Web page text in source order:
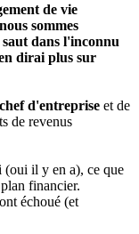
de vie
sommes
dans l'inconnu
dirai plus sur
d'entreprise et de
de revenus
(oui il y en a), ce que
financier.
échoué (et